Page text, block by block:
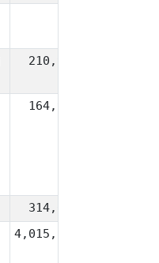
210,995
164,965
314,069
4,015,176